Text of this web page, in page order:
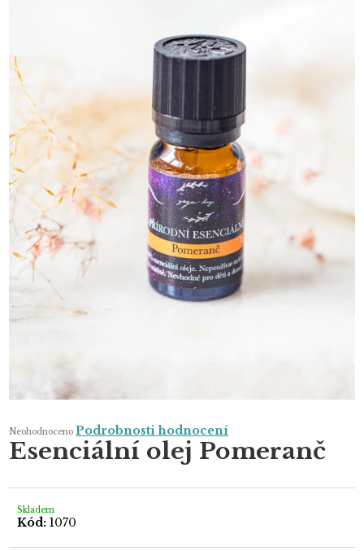
Průměrné
produktu
je
5
Neohodnoceno Podrobnosti hodnocení
Esenciální olej Pomeranč
Skladem
Kód: 1070